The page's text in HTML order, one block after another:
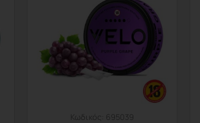
Κωδικός: 695039